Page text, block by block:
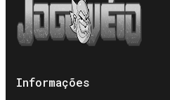
Informações